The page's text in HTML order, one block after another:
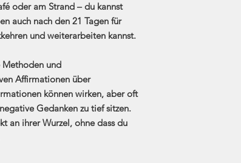
oder am Strand – du kannst
auch nach den 21 Tagen für
und weiterarbeiten kannst.
Methoden und
Affirmationen über
können wirken, aber oft
Gedanken zu tief sitzen.
an ihrer Wurzel, ohne dass du